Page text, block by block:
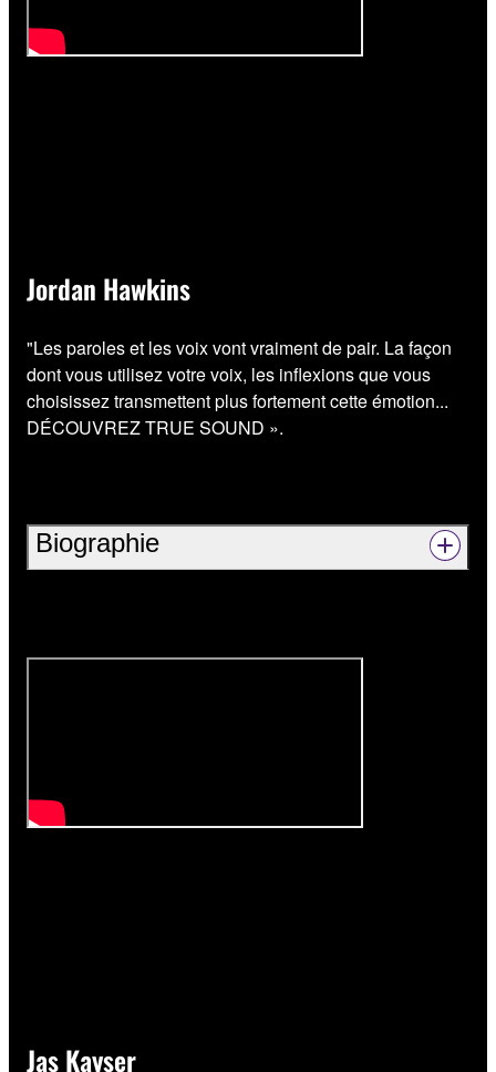
Jordan Hawkins
"Les paroles et les voix vont vraiment de pair. La façon
dont vous utilisez votre voix, les inflexions que vous
choisissez transmettent plus fortement cette émotion...
DÉCOUVREZ TRUE SOUND ».
Biographie
Jas Kayser